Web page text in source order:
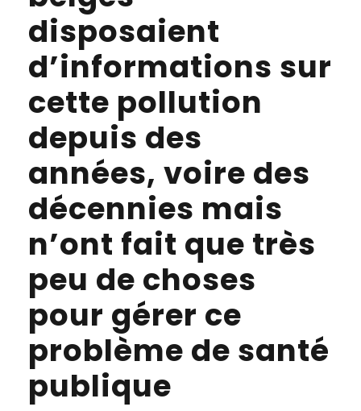
disposaient
d’informations sur
cette pollution
depuis des
années, voire des
décennies mais
n’ont fait que très
peu de choses
pour gérer ce
problème de santé
publique